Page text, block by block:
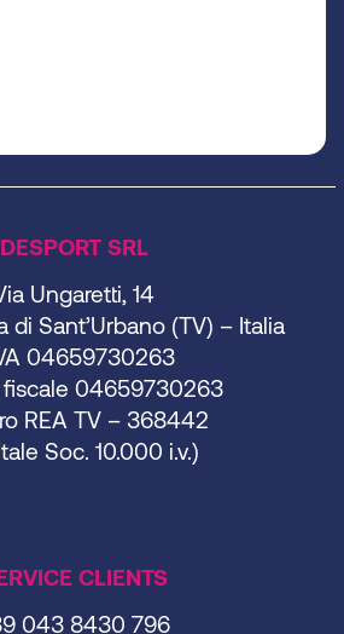
DESPORT SRL
Ungaretti, 14
di Sant’Urbano (TV) – Italia
04659730263
04659730263
REA TV – 368442
Soc. 10.000 i.v.)
CLIENTS
043 8430 796